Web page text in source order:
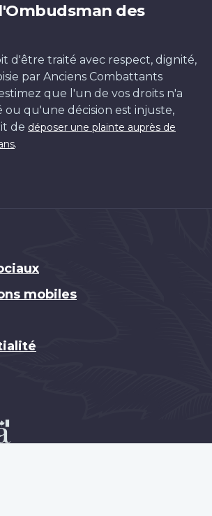
des
d'être traité avec respect, dignité,
par Anciens Combattants
que l'un de vos droits n'a
ou qu'une décision est injuste,
de déposer une plainte auprès de
.
mobiles